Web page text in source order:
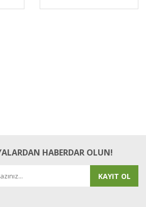
HABERDAR OLUN!
KAYIT OL